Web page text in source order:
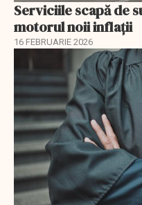
Serviciile scapă de
motorul noii inflații
16 FEBRUARIE 2026